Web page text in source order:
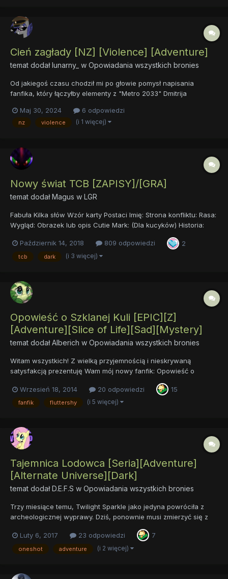
Cień zagłady [NZ] [Violence] [Adventure]
temat dodałlunarny_ w Opowiadania wszystkich bronies
Od jakiegoś czasu chodził mi po głowie pomysł napisania
fanfika, który łączyłby elementy z "Metro 2033" Dmitrija
myślenia nad zamysłem fabuły zdecydowałem się napisać go.
Jest to pierwszy fanfik jaki w ogóle piszę, liczę że się spodoba.
Maj 30, 2024 6 odpowiedzi
nz violence (i 1 więcej)
Nowy świat TCB [ZAPISY]/[GRA]
temat dodałMagus w LGR
Fabuła Kilka słów Wzór karty Postaci Imię: Strona konfliktu: Rasa:
Wygląd: Obrazek lub opis Cutie Mark: (Dla kucyków) Historia:
walce do wyboru. Ewentualnie zdolnoś...
Październik 14, 2018 809 odpowiedzi 2
tcb dark (i 3 więcej)
Opowieść o Szklanej Kuli [EPIC][Z]
[Adventure][Slice of Life][Sad][Mystery]
temat dodałAlberich w Opowiadania wszystkich bronies
Witam wszystkich! Z wielką przyjemnością i nieskrywaną
satysfakcją prezentuję Wam mój nowy fanfik: Opowieść o
od początku do końca. Jestem dość zadowolony z tego tekstu i,
wydaje mi się, dumny. Jedna...
Wrzesień 18, 2014 20 odpowiedzi 15
fanfik fluttershy (i 5 więcej)
Tajemnica Lodowca [Seria][Adventure]
[Alternate Universe][Dark]
temat dodałD.E.F.S w Opowiadania wszystkich bronies
Trzy miesiące temu, Twilight Sparkle jako jedyna powróciła z
archeologicznej wyprawy. Dziś, ponownie musi zmierzyć się z
demonami przeszłości Sequel Serii "Legendy Lodowca"
autorstwa @Arkane Whisper Serce Północy Tajemnica Lodowca
Miasto Umarłych Rozdział...
Luty 6, 2017 23 odpowiedzi 7
oneshot adventure (i 2 więcej)